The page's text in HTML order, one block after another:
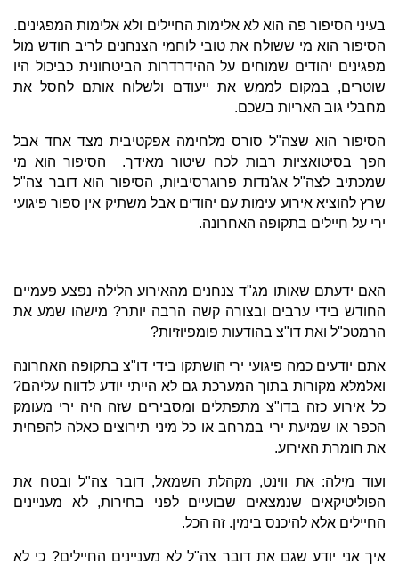
בעיני הסיפור פה הוא לא אלימות החיילים ולא אלימות המפגינים.
הסיפור הוא מי ששולח את טובי לוחמי הצנחנים לריב חודש מול
מפגינים יהודים שמוחים על ההידרדרות הביטחונית כביכול היו
שוטרים, במקום לממש את ייעודם ולשלוח אותם לחסל את
מחבלי גוב האריות בשכם.
הסיפור הוא שצה"ל סורס מלחימה אפקטיבית מצד אחד אבל
הפך בסיטואציות רבות לכח שיטור מאידך. הסיפור הוא מי
שמכתיב לצה"ל אג'נדות פרוגרסיביות, הסיפור הוא דובר צה"ל
שרץ להוציא אירוע עימות עם יהודים אבל משתיק אין ספור פיגועי
ירי על חיילים בתקופה האחרונה.
האם ידעתם שאותו מג"ד צנחנים מהאירוע הלילה נפצע פעמיים
החודש בידי ערבים ובצורה קשה הרבה יותר? מישהו שמע את
הרמטכ"ל ואת דו"צ בהודעות פומפיוזיות?
אתם יודעים כמה פיגועי ירי הושתקו בידי דו"צ בתקופה האחרונה
ואלמלא מקורות בתוך המערכת גם לא הייתי יודע לדווח עליהם?
כל אירוע כזה בדו"צ מתפתלים ומסבירים שזה היה ירי מעומק
הכפר או שמיעת ירי במרחב או כל מיני תירוצים כאלה להפחית
את חומרת האירוע.
ועוד מילה: את ווינט, מקהלת השמאל, דובר צה"ל ובטח את
הפוליטיקאים שנמצאים שבועיים לפני בחירות, לא מעניינים
החיילים אלא להיכנס בימין. זה הכל.
איך אני יודע שגם את דובר צה"ל לא מעניינים החיילים? כי לא